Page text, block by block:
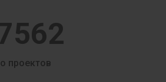
проектов